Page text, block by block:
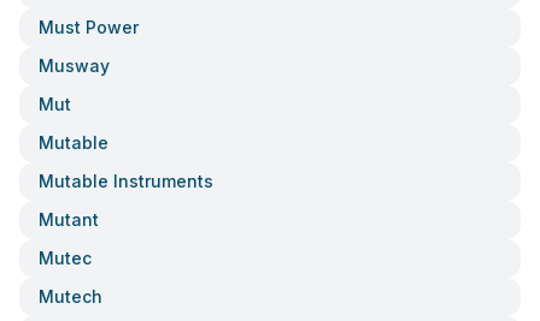
Must Power
Musway
Mut
Mutable
Mutable Instruments
Mutant
Mutec
Mutech